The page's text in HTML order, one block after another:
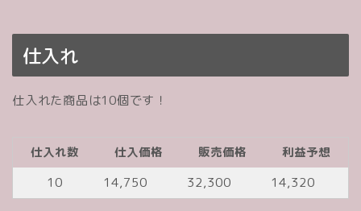
仕入れ
仕入れた商品は10個です！
仕入れ数 仕入価格 販売価格 利益予想
10 14,750 32,300 14,320